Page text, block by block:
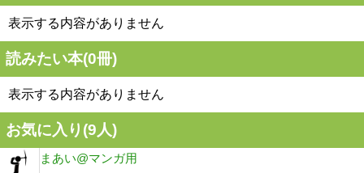
表示する内容がありません
読みたい本(0冊)
表示する内容がありません
お気に入り(9人)
まあい@マンガ用